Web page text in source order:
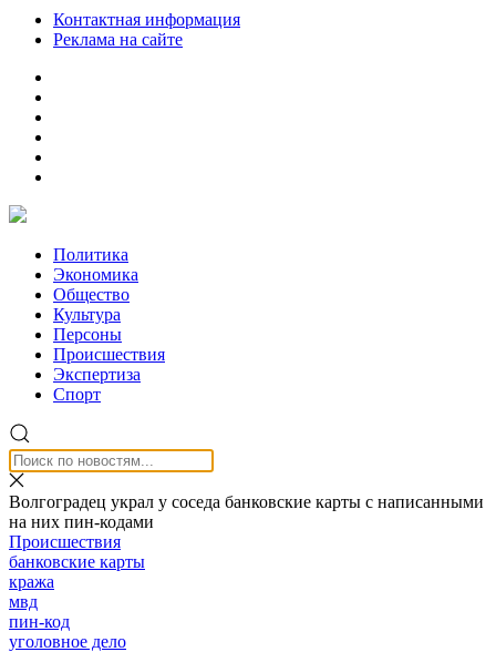
Контактная информация
Реклама на сайте
Политика
Экономика
Общество
Культура
Персоны
Происшествия
Экспертиза
Спорт
Волгоградец украл у соседа банковские карты с написанными
на них пин-кодами
Происшествия
банковские карты
кража
мвд
пин-код
уголовное дело